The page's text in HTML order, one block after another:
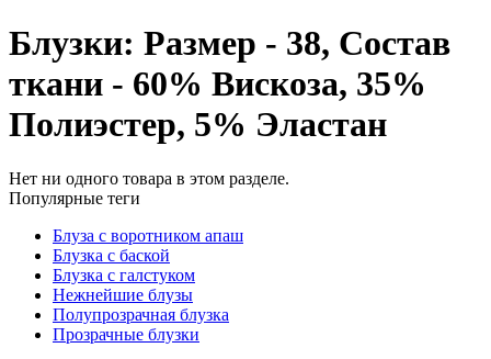
Блузки: Размер - 38, Состав
ткани - 60% Вискоза, 35%
Полиэстер, 5% Эластан
Нет ни одного товара в этом разделе.
Популярные теги
Блуза с воротником апаш
Блузка с баской
Блузка с галстуком
Нежнейшие блузы
Полупрозрачная блузка
Прозрачные блузки